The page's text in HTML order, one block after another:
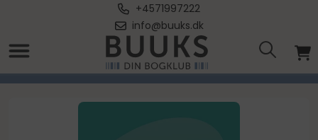
+4571997222
info@buuks.dk
Forside
Menneskets fysiologi - 4. udgave